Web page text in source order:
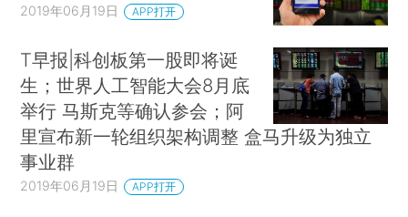
2019年06月19日 APP打开
T早报|科创板第一股即将诞
生；世界人工智能大会8月底
举行 马斯克等确认参会；阿
里宣布新一轮组织架构调整 盒马升级为独立
事业群
2019年06月19日 APP打开